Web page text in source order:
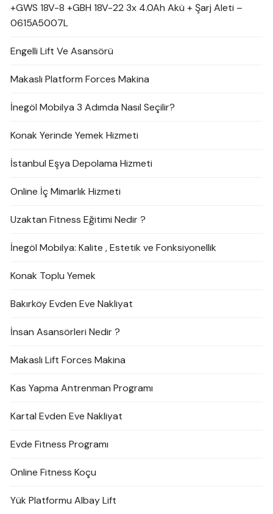
+GWS 18V-8 +GBH 18V-22 3x 4.0Ah Akü + Şarj Aleti –
0615A5007L
Engelli Lift Ve Asansörü
Makaslı Platform Forces Makina
İnegöl Mobilya 3 Adımda Nasıl Seçilir?
Konak Yerinde Yemek Hizmeti
İstanbul Eşya Depolama Hizmeti
Online İç Mimarlık Hizmeti
Uzaktan Fitness Eğitimi Nedir ?
İnegöl Mobilya: Kalite , Estetik ve Fonksiyonellik
Konak Toplu Yemek
Bakırköy Evden Eve Nakliyat
İnsan Asansörleri Nedir ?
Makaslı Lift Forces Makina
Kas Yapma Antrenman Programı
Kartal Evden Eve Nakliyat
Evde Fitness Programı
Online Fitness Koçu
Yük Platformu Albay Lift